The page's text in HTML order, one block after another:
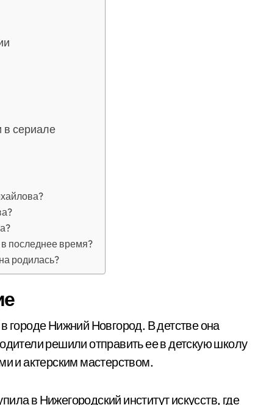
в сериале
в последнее время?
родилась?
городе Нижний Новгород. В детстве она
решили отправить ее в детскую школу
и актерским мастерством.
в Нижегородский институт искусств, где